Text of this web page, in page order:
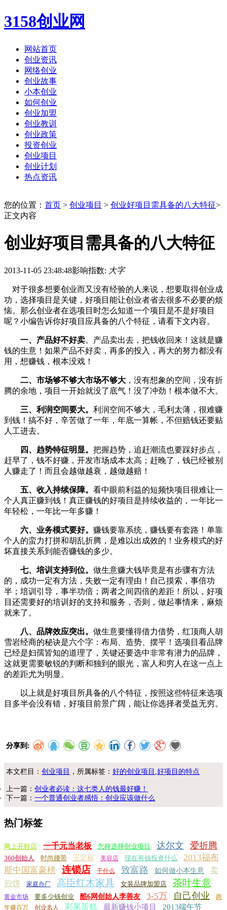
3158创业网
网站首页
创业资讯
网络创业
创业故事
小本创业
如何创业
创业加盟
创业教训
创业政策
投资创业
创业项目
创业计划
热点资讯
您的位置： 首页 > 创业项目 > 创业好项目需具备的八大特征>
正文内容
创业好项目需具备的八大特征
2013-11-05 23:48:48影响指数: 大字
对于很多想要创业而又没有经验的人来说，想要取得创业成
功，选择项目是关键，好项目能让创业者省去很多不必要的烦
恼。那么创业者在选项目时怎么知道一个项目是不是好项目
呢？小编告诉你好项目应具备的八个特征，请看下文内容。
一、产品好不好卖。产品卖出去，把钱收回来！这就是赚
钱的生意！如果产品不好卖，再多的投入，再大的努力都没有
用，想赚钱，根本没戏！
二、市场够不够大市场不够大 ，没有想象的空间，没有折
腾的余地，项目一开始就没了底气！没了冲劲！根本做不大。
三、利润空间要大。 利润空间不够大，毛利太薄，很难赚
到钱！搞不好，辛苦做了一年，年底一算帐，不但赔钱还要贴
人工进去。
四、趋势特征明显。 把握趋势，追赶潮流也要踩好步点，
赶早了，钱不好赚，开发市场成本太高；赶晚了，钱已经被别
人赚走了！而且会越做越衰，越做越赔！
五、收入持续保障。 看中眼前利益的短频快项目很难让一
个人真正赚到钱！真正赚钱的好项目是持续收益的，一年比一
年轻松，一年比一年多赚！
六、业务模式要好。 赚钱要靠系统，赚钱要有套路！单靠
个人的蛮力打拼和胡乱折腾，是难以出成效的！业务模式的好
坏直接关系到能否赚钱的多少。
七、培训支持到位。 做生意赚大钱毕竟是有步骤有方法
的，成功一定有方法，失败一定有理由！自己摸索，事倍功
半；培训引导，事半功倍；两者之间四倍的差距！所以，好项
目还需要好的培训好的支持和服务，否则，做起事情来，麻烦
就来了。
八、品牌效应突出。 做生意要懂得借力借势，红顶商人胡
雪岩经商的秘诀是六个字：布局、造势、摆平！选项目看品牌
已经是妇孺皆知的道理了，关键还要选中非常有潜力的品牌，
这就更需要敏锐的判断和独到的眼光，富人和穷人在这一点上
的差距尤为明显。
以上就是好项目所具备的八个特征，按照这些特征来选项
目多半会没有错，好项目前景广阔，能让你选择者受益无穷。
分享到:
本文栏目：创业项目 ，所属标签：好的创业项目 ,好项目的特点
上一篇：创业者必读：这七类人的钱最好赚！
下一篇：一个普通创业者感悟：创业应该做什么
热门标签
网上开鞋店 一千元当老板 怎样选择创业项目 达尔文 爱折腾
360创始人 时尚腰带 王定标 美容店 现在有钱投资什么
2013福布
斯中国富豪榜
连锁店 干什么 致富路 如何做小本生意
卖
煎饼
家庭办厂 高臣红木家具 女装品牌加盟店 茶叶生意
黄金市场 要多少钱创业 酷6网创始人李善友 3-5万 自己创业
两
年赚百万
创业名人 彩果蛋糕 最新赚钱小项目 2013端午节